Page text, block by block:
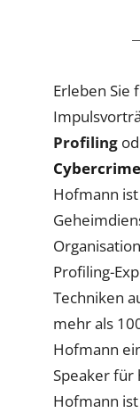
Erleben Sie
Profiling
Cybercrime
Hofmann
Profiling-
Techniken
mehr als
Hofmann
Speaker für
Hofmann